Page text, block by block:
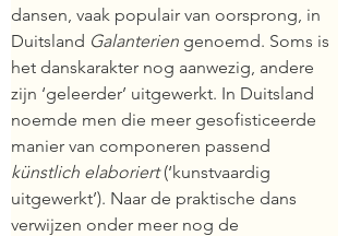
dansen, vaak populair van oorsprong, in
Duitsland Galanterien genoemd. Soms is
het danskarakter nog aanwezig, andere
zijn ‘geleerder’ uitgewerkt. In Duitsland
noemde men die meer gesofisticeerde
manier van componeren passend
künstlich elaboriert (‘kunstvaardig
uitgewerkt’). Naar de praktische dans
verwijzen onder meer nog de